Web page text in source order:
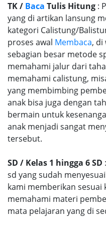
TK / Baca Tulis Hitung :
yang di artikan lansung
kategori Calistung/
proses awal Membaca, di
sebagian besar metode
memahami jalur dari
memahami calistung,
yang membimbing
anak bisa juga dengan
bermain untuk
anak menjadi sangat
tersebut.
SD / Kelas 1 hingga 6 SD
sd yang sudah
kami memberikan
memahami materi
mata pelajaran yang di